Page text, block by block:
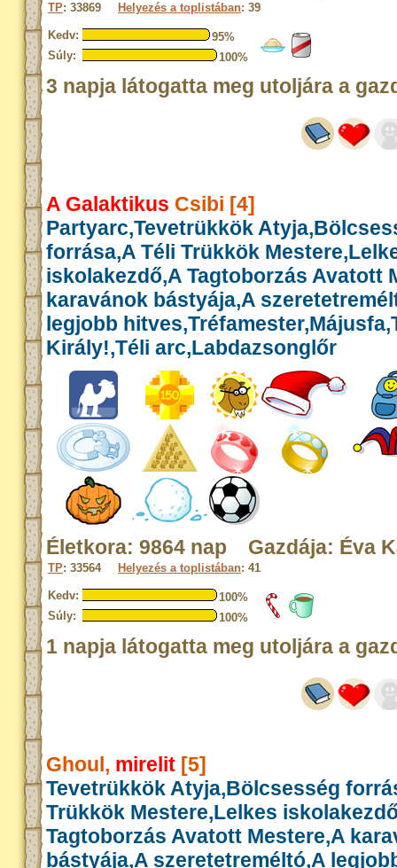
TP: 33869 Helyezés a toplistában: 39
Kedv:
95%
Súly:
100%
3 napja látogatta meg utoljára a
A Galaktikus Csibi [4]
Partyarc,Tevetrükkök
forrása,A Téli Trükkök
iskolakezdő,A Tagtoborzás Avatott
karavánok bástyája,A
legjobb
Király!,Téli arc,Labdazsonglőr
Életkora: 9864 nap Gazdája: Éva
TP: 33564 Helyezés a toplistában: 41
Kedv:
100%
Súly:
100%
1 napja látogatta meg utoljára a
Ghoul, mirelit [5]
Tevetrükkök Atyja,Bölcsesség
Trükkök Mestere,Lelkes
Tagtoborzás Avatott Mestere,A
bástyája,A szeretetreméltó,A